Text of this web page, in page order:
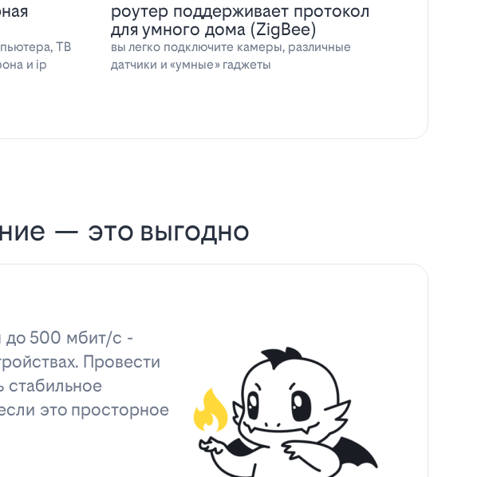
ТВ
и ip
роутер поддерживает протокол
для умного дома (ZigBee)
вы легко подключите камеры, различные
датчики и «умные» гаджеты
— это выгодно
до 500 мбит/с -
Провести
стабильное
это просторное